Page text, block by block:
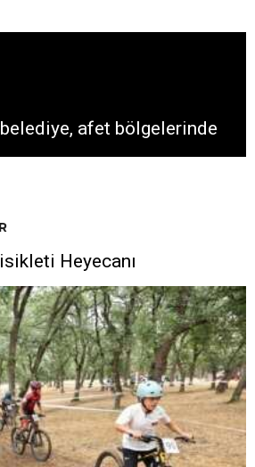
afet bölgelerinde
Heyecanı